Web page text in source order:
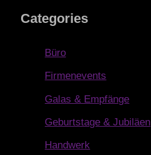
Categories
Büro
Firmenevents
Galas & Empfänge
Geburtstage & Jubiläen
Handwerk